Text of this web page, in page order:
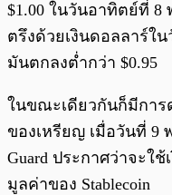
$1.00 ในวันอาทิตย์ที่
ตรึงด้วยเงินดอลลาร์ใ
มันตกลงต่ำกว่า $0.95
ในขณะเดียวกันก็มีการ
ของเหรียญ เมื่อวันที่ 9
Guard ประกาศว่าจะใ
มูลค่าของ Stablecoin